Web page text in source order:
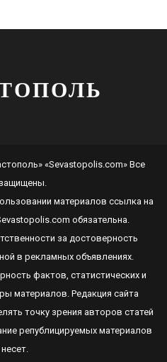
«Sevastopolis.com» Все
материалов ссылка на
обязательна.
за достоверность
в рекламных объявлениях.
фактов, статистических и
материалов. Редакция сайта
точку зрения авторов статей
републицируемых материалов